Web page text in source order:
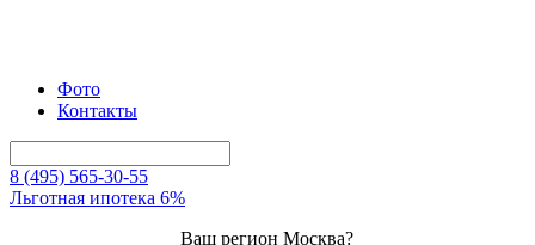
Фото
Контакты
8 (495) 565-30-55
Льготная ипотека 6%
Ваш регион Москва?